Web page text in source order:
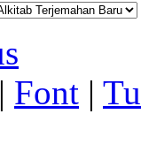
| Font |